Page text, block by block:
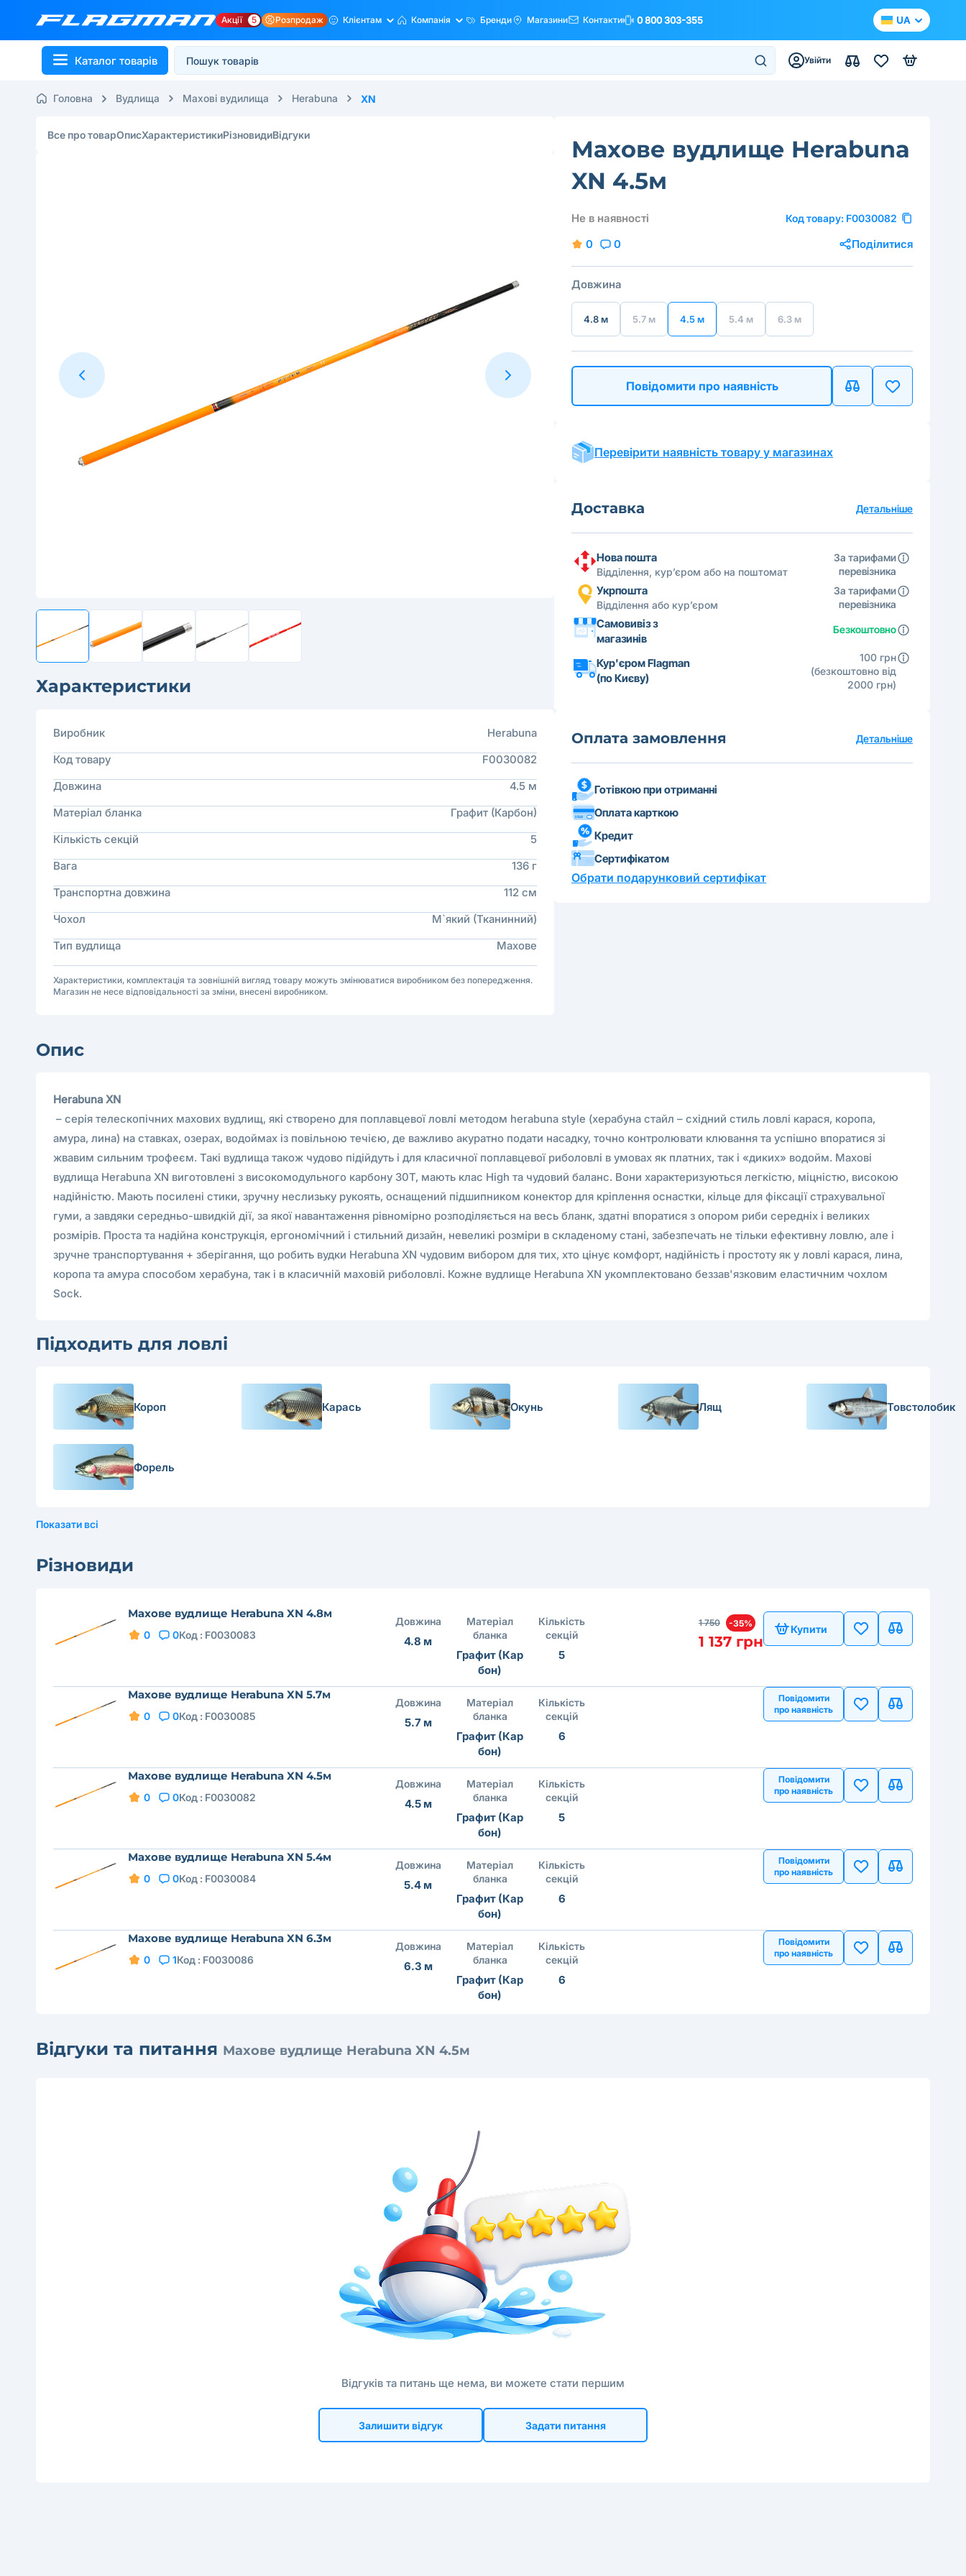
Акції 5 Розпродаж Клієнтам Компанія Бренди Магазини Контакти 0 800 303-355 UA
Каталог товарів Увійти
Головна Вудлища Махові вудилища Herabuna XN
Все про товарОписХарактеристикиРізновидиВідгуки
Характеристики
Виробник
Herabuna
Код товару
F0030082
Довжина
4.5 м
Матеріал бланка
Графит (Карбон)
Кількість секцій
5
Вага
136 г
Транспортна довжина
112 см
Чохол
М`який (Тканинний)
Тип вудлища
Махове
Характеристики, комплектація та зовнішній вигляд товару можуть змінюватися виробником без попередження.
Магазин не несе відповідальності за зміни, внесені виробником.
Махове вудлище Herabuna
XN 4.5м
Не в наявності Код товару: F0030082
0 0 Поділитися
Довжина
4.8 м 5.7 м 4.5 м 5.4 м 6.3 м
Повідомити про наявність
Перевірити наявність товару у магазинах
Доставка Детальніше
Нова пошта
Відділення, кур’єром або на поштомат
За тарифами
перевізника
Укрпошта
Відділення або кур’єром
За тарифами
перевізника
Самовивіз з
магазинів
Безкоштовно
Кур'єром Flagman
(по Києву)
100 грн
(безкоштовно від
2000 грн)
Оплата замовлення Детальніше
Готівкою при отриманні
Оплата карткою
Кредит
Сертифікатом
Обрати подарунковий сертифікат
Опис
Herabuna XN
– серія телескопічних махових вудлищ, які створено для поплавцевої ловлі методом herabuna style (херабуна стайл – східний стиль ловлі карася, коропа,
амура, лина) на ставках, озерах, водоймах із повільною течією, де важливо акуратно подати насадку, точно контролювати клювання та успішно впоратися зі
жвавим сильним трофеєм. Такі вудлища також чудово підійдуть і для класичної поплавцевої риболовлі в умовах як платних, так і «диких» водойм. Махові
вудлища Herabuna XN виготовлені з високомодульного карбону 30Т, мають клас High та чудовий баланс. Вони характеризуються легкістю, міцністю, високою
надійністю. Мають посилені стики, зручну неслизьку рукоять, оснащений підшипником конектор для кріплення оснастки, кільце для фіксації страхувальної
гуми, а завдяки середньо-швидкій дії, за якої навантаження рівномірно розподіляється на весь бланк, здатні впоратися з опором риби середніх і великих
розмірів. Проста та надійна конструкція, ергономічний і стильний дизайн, невеликі розміри в складеному стані, забезпечать не тільки ефективну ловлю, але і
зручне транспортування + зберігання, що робить вудки Herabuna XN чудовим вибором для тих, хто цінує комфорт, надійність і простоту як у ловлі карася, лина,
коропа та амура способом херабуна, так і в класичній маховій риболовлі. Кожне вудлище Herabuna XN укомплектовано беззав'язковим еластичним чохлом
Sock.
Підходить для ловлі
Короп Карась Окунь Лящ Товстолобик
Форель
Показати всі
Різновиди
Махове вудлище Herabuna XN 4.8м
0 0Код : F0030083
Довжина
4.8 м
Матеріал
бланка
Графит (Кар
бон)
Кількість
секцій
5
1 750 -35%
1 137 грн
Купити
Махове вудлище Herabuna XN 5.7м
0 0Код : F0030085
Довжина
5.7 м
Матеріал
бланка
Графит (Кар
бон)
Кількість
секцій
6
Повідомити
про наявність
Махове вудлище Herabuna XN 4.5м
0 0Код : F0030082
Довжина
4.5 м
Матеріал
бланка
Графит (Кар
бон)
Кількість
секцій
5
Повідомити
про наявність
Махове вудлище Herabuna XN 5.4м
0 0Код : F0030084
Довжина
5.4 м
Матеріал
бланка
Графит (Кар
бон)
Кількість
секцій
6
Повідомити
про наявність
Махове вудлище Herabuna XN 6.3м
0 1Код : F0030086
Довжина
6.3 м
Матеріал
бланка
Графит (Кар
бон)
Кількість
секцій
6
Повідомити
про наявність
Відгуки та питання Махове вудлище Herabuna XN 4.5м
Відгуків та питань ще нема, ви можете стати першим
Залишити відгук Задати питання